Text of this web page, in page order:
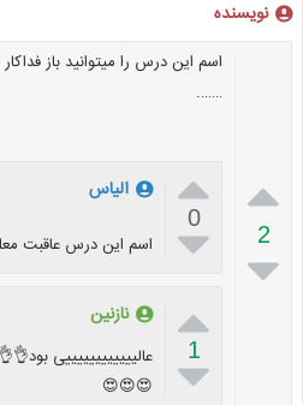
نویسنده

2

اسم این درس را میتوانید باز
…….

0

الیاس
اسم این درس عاقبت

1

نازنین
عالییییییییییییی
😍😍😍